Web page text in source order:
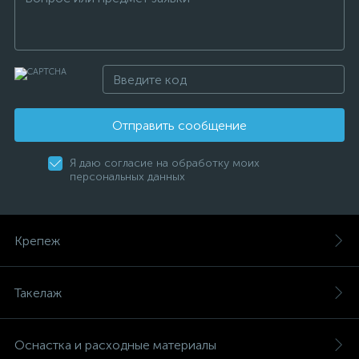
Отправить сообщение
Я даю согласие на обработку моих
персональных данных
Крепеж
Такелаж
Оснастка и расходные материалы